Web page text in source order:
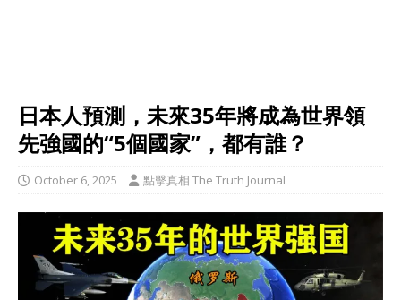
日本人預測，未來35年將成為世界領
先強國的“5個國家”，都有誰？
October 6, 2025 點擊真相 The Truth Journal